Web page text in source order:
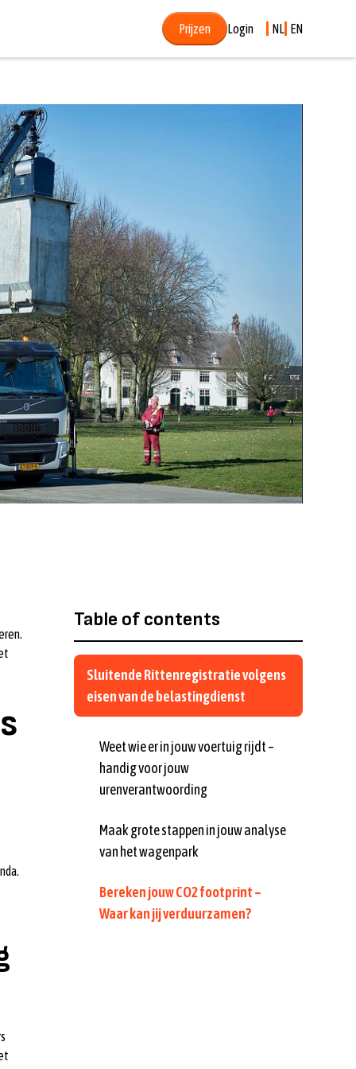
Prijzen Login NL EN
Table of contents
Sluitende Rittenregistratie volgens
eisen van de belastingdienst
Weet wie er in jouw voertuig rijdt –
handig voor jouw
urenverantwoording
Maak grote stappen in jouw analyse
van het wagenpark
Bereken jouw CO2 footprint –
Waar kan jij verduurzamen?